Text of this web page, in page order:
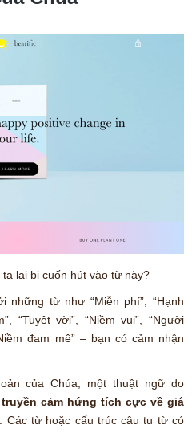
ta lại bị cuốn hút vào từ này?
những từ như “Miễn phí”, “Hạnh
“Tuyệt vời”, “Niềm vui”, “Người
đam mê” – bạn có cảm nhận
của Chúa, một thuật ngữ do
truyền cảm hứng tích cực về giá
. Các từ hoặc cấu trúc câu tu từ có